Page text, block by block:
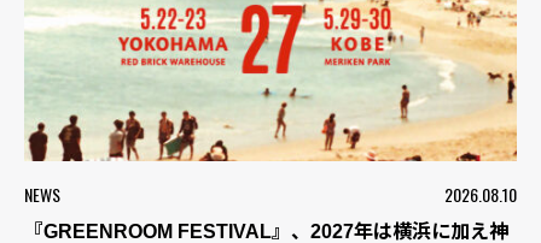
NEWS 2026.08.10
『GREENROOM FESTIVAL』、2027年は横浜に加え神